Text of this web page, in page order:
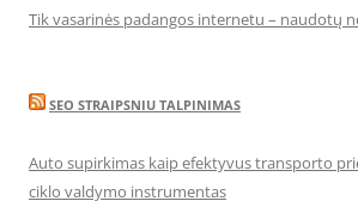
Tik vasarinės padangos internetu – naudotų
SEO STRAIPSNIU TALPINIMAS
Auto supirkimas kaip efektyvus transporto
ciklo valdymo instrumentas